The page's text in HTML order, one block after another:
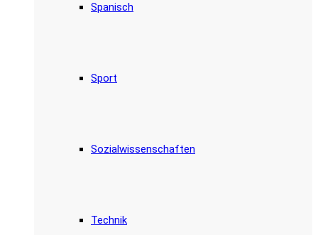
Spanisch
Sport
Sozialwissenschaften
Technik